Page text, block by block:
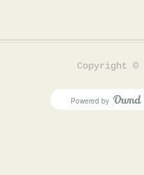
Copyright ©
Powered by